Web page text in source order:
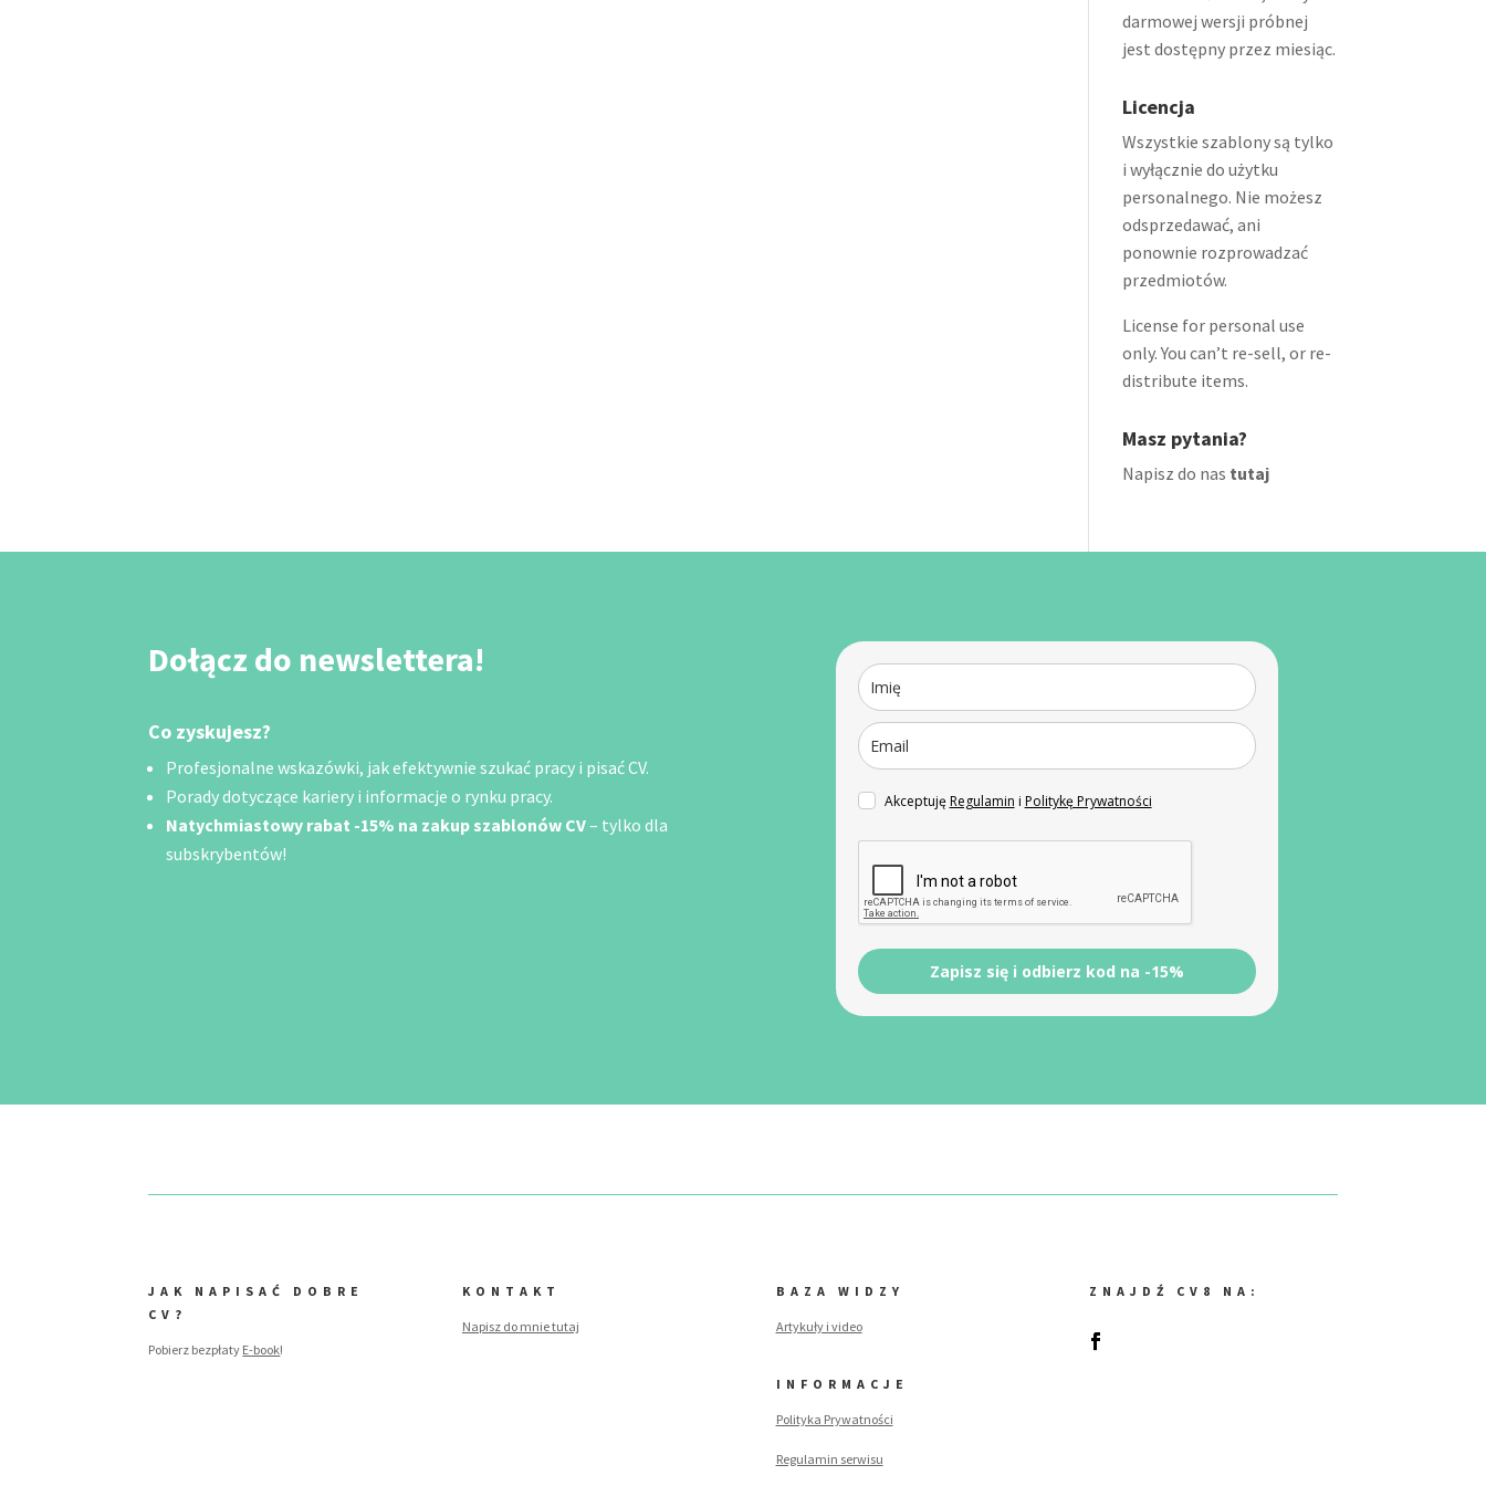
darmowej wersji próbnej
jest dostępny przez miesiąc.
Licencja
Wszystkie szablony są tylko
i wyłącznie do użytku
personalnego. Nie możesz
odsprzedawać, ani
ponownie rozprowadzać
przedmiotów.
License for personal use
only. You can’t re-sell, or re-
distribute items.
Masz pytania?
Napisz do nas tutaj
Dołącz do newslettera!
Co zyskujesz?
Profesjonalne wskazówki, jak efektywnie szukać pracy i pisać CV.
Porady dotyczące kariery i informacje o rynku pracy.
Natychmiastowy rabat -15% na zakup szablonów CV– tylko dla
subskrybentów!
AkceptujęRegulamin i Politykę Prywatności
Zapisz się i odbierz kod na -15%
JAK NAPISAĆ DOBRE
CV?
Pobierz bezpłaty E-book!
KONTAKT
Napisz do mnie tutaj
BAZA WIDZY
Artykuły i video
INFORMACJE
Polityka Prywatności
Regulamin serwisu
ZNAJDŹ CV8 NA: